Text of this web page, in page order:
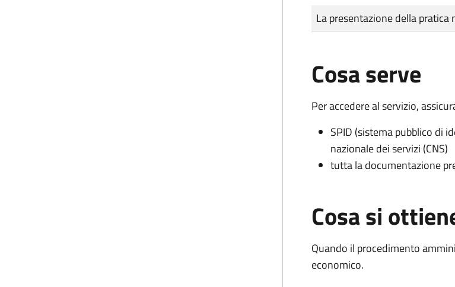
Tipo di pagamento
Importo
La presentazione della
Cosa serve
Per accedere al servizio,
SPID (sistema pubblico di
nazionale dei servizi (CNS)
tutta la documentazione
Cosa si
Quando il procedimento
economico.